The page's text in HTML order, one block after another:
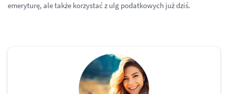
emeryturę, ale także korzystać z ulg podatkowych już dziś.